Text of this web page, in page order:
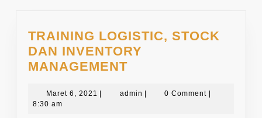
TRAINING LOGISTIC, STOCK
DAN INVENTORY
MANAGEMENTTRAINING
STOCK
Maret 6, 2021 Maret
admin admin0 Comment
8:30 am